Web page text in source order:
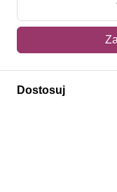
Statki
Szwecja 1970 Mi
Dostosuj